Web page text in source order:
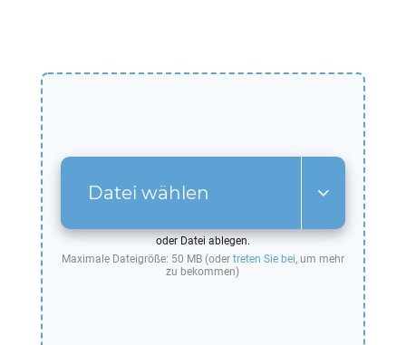
Datei wählen
oder Datei ablegen.
Maximale Dateigröße: 50 MB (oder treten Sie bei, um mehr
zu bekommen)